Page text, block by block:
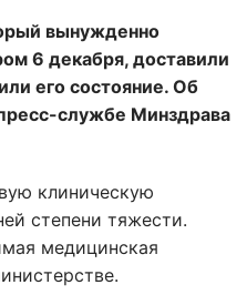
вынужденно
6 декабря, доставили
его состояние. Об
службе Минздрава
клиническую
степени тяжести.
медицинская